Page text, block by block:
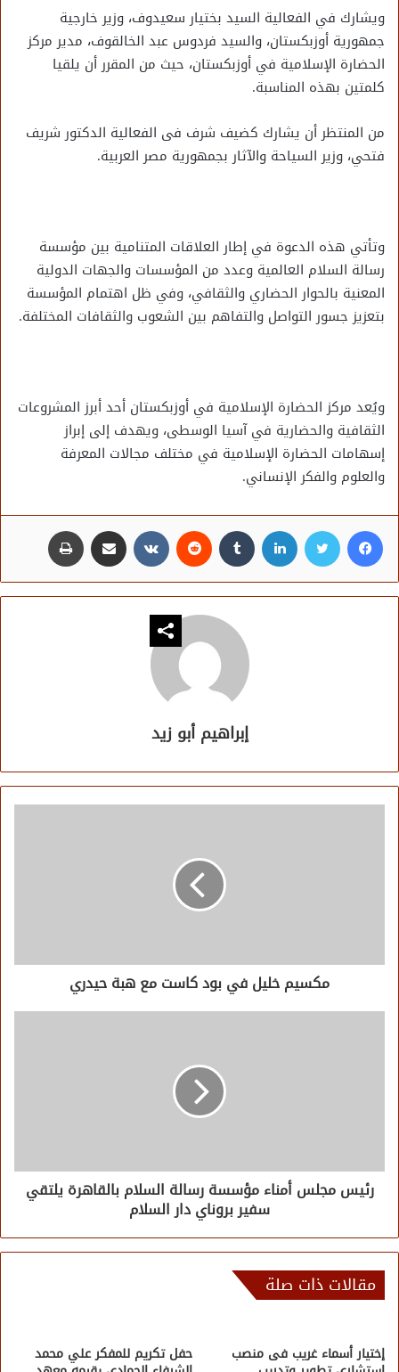
ويشارك في الفعالية السيد بختيار سعيدوف، وزير خارجية
جمهورية أوزبكستان، والسيد فردوس عبد الخالقوف، مدير مركز
الحضارة الإسلامية في أوزبكستان، حيث من المقرر أن يلقيا
كلمتين بهذه المناسبة.
من المنتظر أن يشارك كضيف شرف فى الفعالية الدكتور شريف
فتحي، وزير السياحة والآثار بجمهورية مصر العربية.
وتأتي هذه الدعوة في إطار العلاقات المتنامية بين مؤسسة
رسالة السلام العالمية وعدد من المؤسسات والجهات الدولية
المعنية بالحوار الحضاري والثقافي، وفي ظل اهتمام المؤسسة
بتعزيز جسور التواصل والتفاهم بين الشعوب والثقافات المختلفة.
ويُعد مركز الحضارة الإسلامية في أوزبكستان أحد أبرز المشروعات
الثقافية والحضارية في آسيا الوسطى، ويهدف إلى إبراز
إسهامات الحضارة الإسلامية في مختلف مجالات المعرفة
والعلوم والفكر الإنساني.
فيسبوك تويتر لينكدإن مشاركة عبر البريد
إبراهيم أبو زيد
مكسيم خليل في بود كاست مع هبة حيدري
رئيس مجلس أمناء مؤسسة رسالة السلام بالقاهرة يلتقي
سفير بروناي دار السلام
مقالات ذات صلة
إختيار أسماء غريب فى منصب حفل تكريم للمفكر علي محمد